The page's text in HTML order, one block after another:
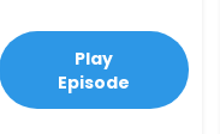
Play
Episode